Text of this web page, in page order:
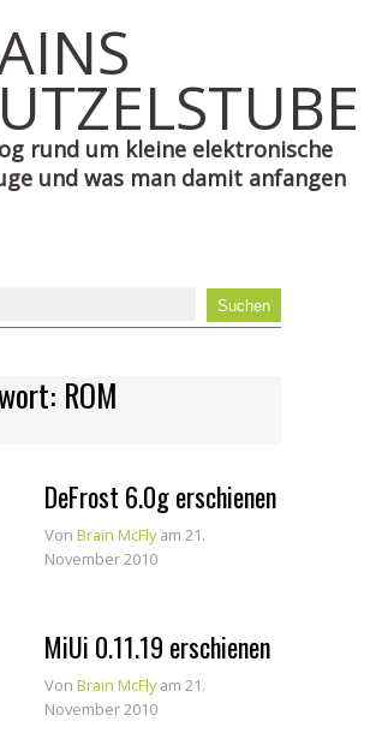
rund um kleine elektronische
und was man damit anfangen
ROM
DeFrost 6.0g erschienen
Von Brain McFly am 21.
November 2010
MiUi 0.11.19 erschienen
Von Brain McFly am 21.
November 2010